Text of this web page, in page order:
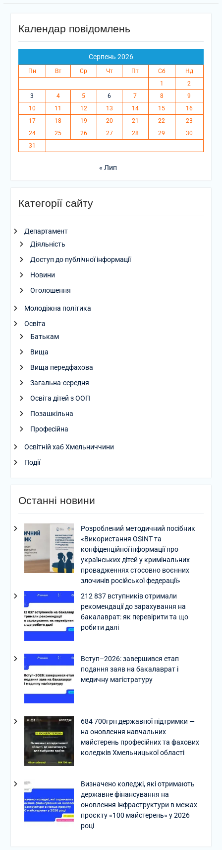
Календар повідомлень
Серпень 2026
Пн Вт Ср Чт Пт Сб
Нд
1
2
3
4 5 6 7 8
9
10
11 12 13 14 15
16
17
18 19 20 21 22
23
24
25 26 27 28 29
30
31
« Лип
Категорії сайту
Департамент
Діяльність
Доступ до публічної інформації
Новини
Оголошення
Молодіжна політика
Освіта
Батькам
Вища
Вища передфахова
Загальна-середня
Освіта дітей з ООП
Позашкільна
Професійна
Освітній хаб Хмельниччини
Події
Останні новини
Розроблений методичний посібник
«Використання OSINT та
конфіденційної інформації про
українських дітей у кримінальних
провадженнях стосовно воєнних
злочинів російської федерації»
212 837 вступників отримали
рекомендації до зарахування на
бакалаврат: як перевірити та що
робити далі
Вступ–2026: завершився етап
подання заяв на бакалаврат і
медичну магістратуру
684 700грн державної підтримки —
на оновлення навчальних
майстерень професійних та фахових
коледжів Хмельницької області
Визначено коледжі, які отримають
державне фінансування на
оновлення інфраструктури в межах
проєкту «100 майстерень» у 2026
році